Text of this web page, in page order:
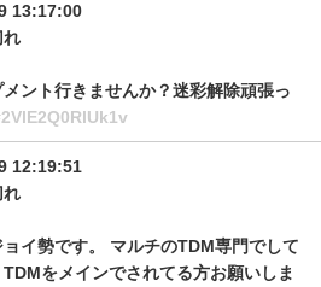
13:17:00
れ
ント行きませんか？迷彩解除頑張っ
12:19:51
れ
イ勢です。 マルチのTDM専門でして
TDMをメインでされてる方お願いしま